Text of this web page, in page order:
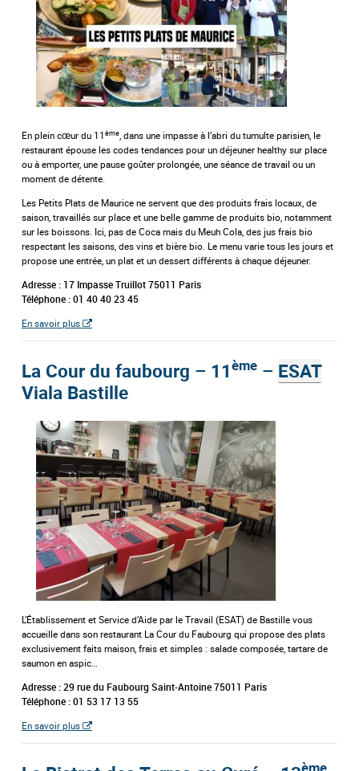
En plein cœur du 11ème, dans une impasse à l’abri du tumulte parisien, le
restaurant épouse les codes tendances pour un déjeuner healthy sur place
ou à emporter, une pause goûter prolongée, une séance de travail ou un
moment de détente.
Les Petits Plats de Maurice ne servent que des produits frais locaux, de
saison, travaillés sur place et une belle gamme de produits bio, notamment
sur les boissons. Ici, pas de Coca mais du Meuh Cola, des jus frais bio
respectant les saisons, des vins et bière bio. Le menu varie tous les jours et
propose une entrée, un plat et un dessert différents à chaque déjeuner.
Adresse : 17 Impasse Truillot 75011 Paris
Téléphone : 01 40 40 23 45
En savoir plus
La Cour du faubourg – 11ème – ESAT
Viala Bastille
L’Établissement et Service d’Aide par le Travail (ESAT) de Bastille vous
accueille dans son restaurant La Cour du Faubourg qui propose des plats
exclusivement faits maison, frais et simples : salade composée, tartare de
saumon en aspic…
Adresse : 29 rue du Faubourg Saint-Antoine 75011 Paris
Téléphone : 01 53 17 13 55
En savoir plus